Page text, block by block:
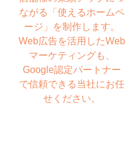
ながる「使えるホームペ
ージ」を制作します。
Web広告を活用したWeb
マーケティングも、
Google認定パートナー
で信頼できる当社にお任
せください。